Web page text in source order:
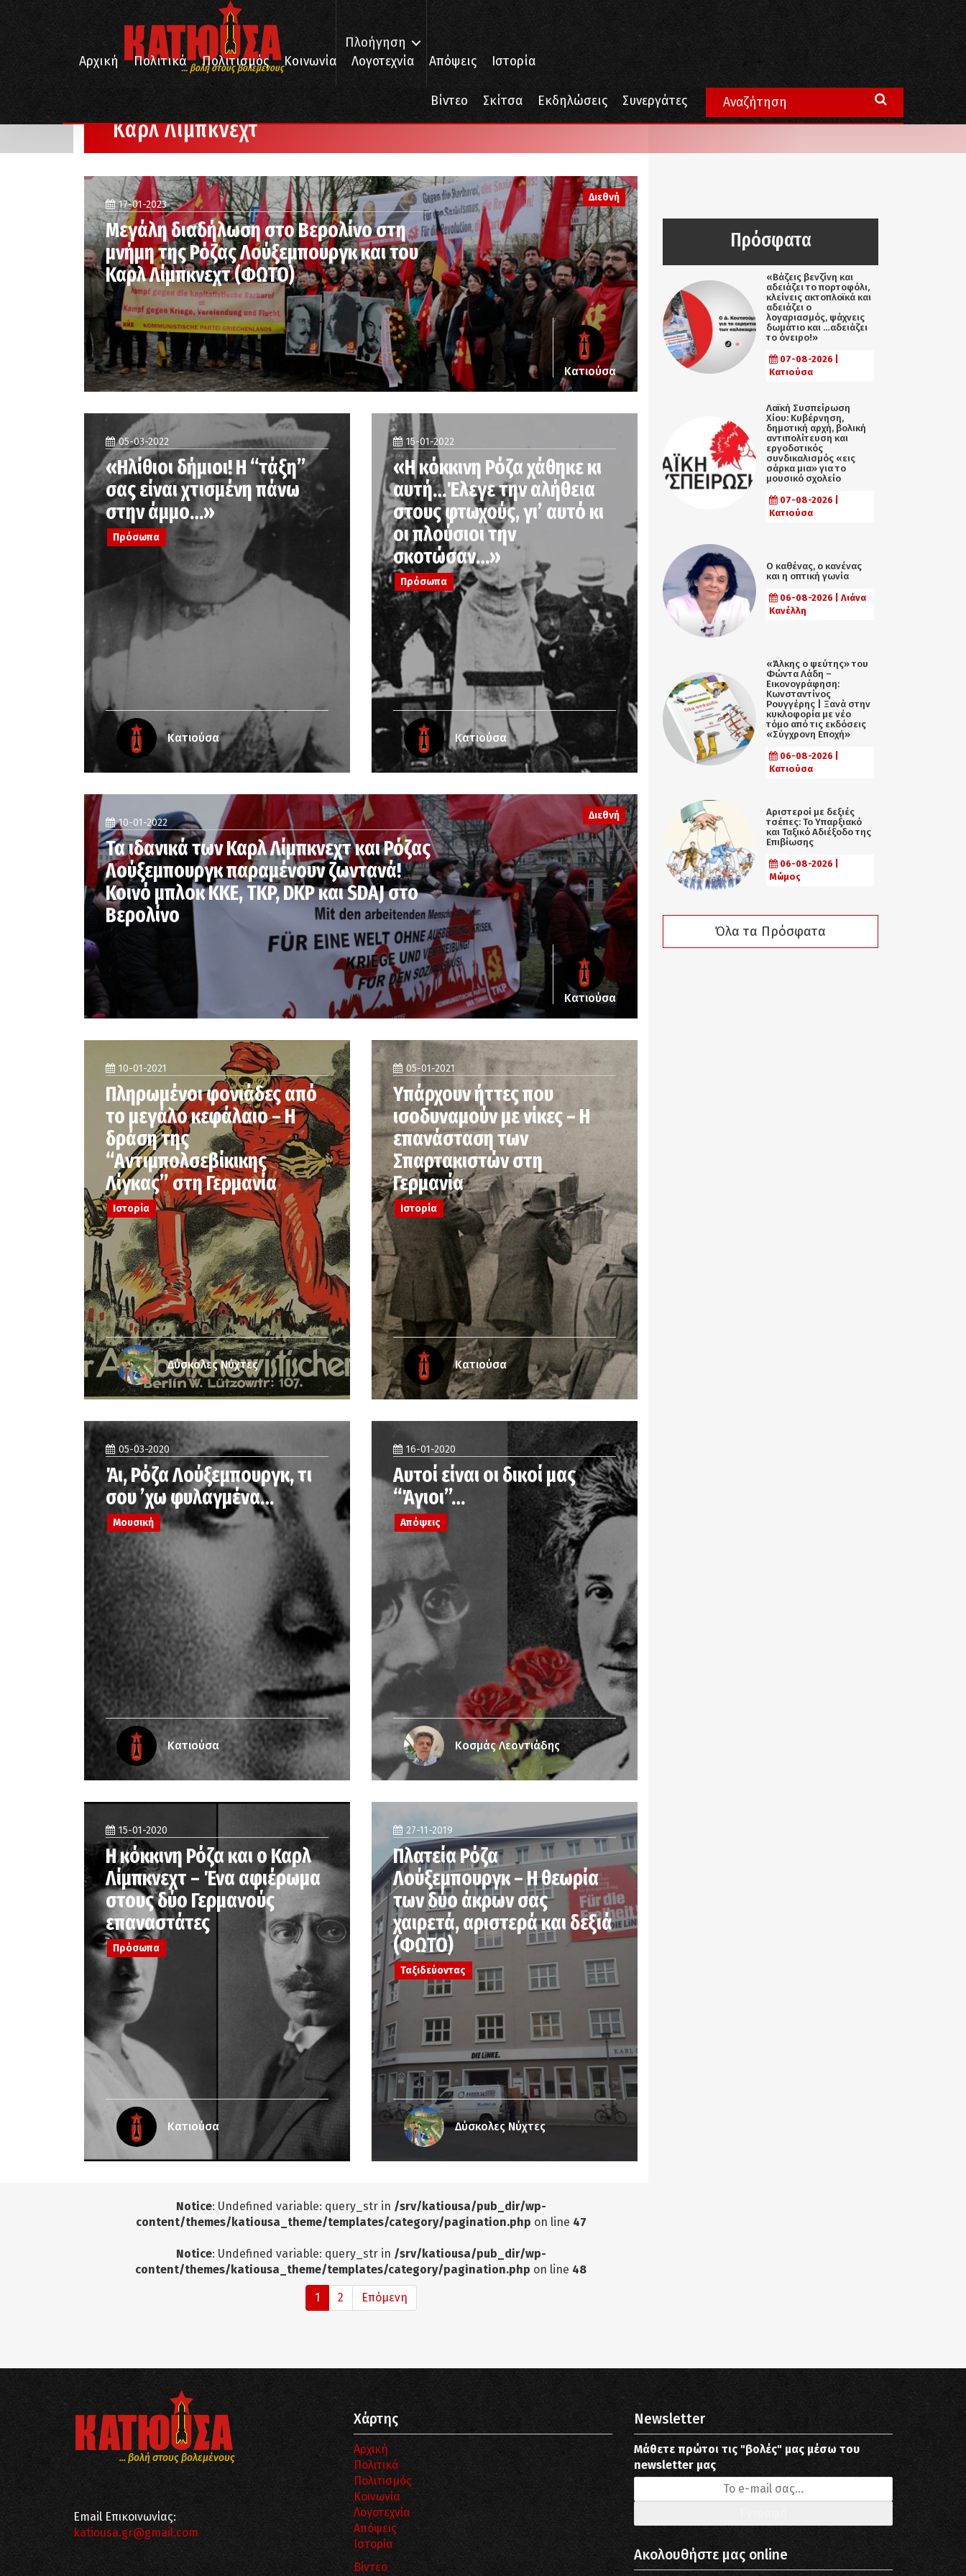
... βολή στους βολεμένους
Πλοήγηση
Αρχική
Πολιτικά Πολιτισμός Κοινωνία Λογοτεχνία Απόψεις Ιστορία
Βίντεο Σκίτσα Εκδηλώσεις Συνεργάτες
Καρλ Λίμπκνεχτ
Καρλ Λίμπκνεχτ
Διεθνή
17-01-2023
Μεγάλη διαδήλωση στο Βερολίνο στη
μνήμη της Ρόζας Λούξεμπουργκ και του
Καρλ Λίμπκνεχτ (ΦΩΤΟ)
Κατιούσα
05-03-2022
«Ηλίθιοι δήμιοι! Η “τάξη”
σας είναι χτισμένη πάνω
στην άμμο…»
Πρόσωπα
Κατιούσα
15-01-2022
«Η κόκκινη Ρόζα χάθηκε κι
αυτή…Έλεγε την αλήθεια
στους φτωχούς, γι’ αυτό κι
οι πλούσιοι την
σκοτώσαν…»
Πρόσωπα
Κατιούσα
Διεθνή
10-01-2022
Τα ιδανικά των Καρλ Λίμπκνεχτ και Ρόζας
Λούξεμπουργκ παραμένουν ζωντανά!
Κοινό μπλοκ ΚΚΕ, TKP, DKP και SDAJ στο
Βερολίνο
Κατιούσα
10-01-2021
Πληρωμένοι φονιάδες από
το μεγάλο κεφάλαιο – Η
δράση της
“Αντιμπολσεβίκικης
Λίγκας” στη Γερμανία
Ιστορία
Δύσκολες Νύχτες
05-01-2021
Υπάρχουν ήττες που
ισοδυναμούν με νίκες – Η
επανάσταση των
Σπαρτακιστών στη
Γερμανία
Ιστορία
Κατιούσα
05-03-2020
Άι, Ρόζα Λούξεμπουργκ, τι
σου ’χω φυλαγμένα…
Μουσική
Κατιούσα
16-01-2020
Αυτοί είναι οι δικοί μας
“Άγιοι”…
Απόψεις
Κοσμάς Λεοντιάδης
15-01-2020
Η κόκκινη Ρόζα και ο Καρλ
Λίμπκνεχτ – Ένα αφιέρωμα
στους δύο Γερμανούς
επαναστάτες
Πρόσωπα
Κατιούσα
27-11-2019
Πλατεία Ρόζα
Λούξεμπουργκ – Η θεωρία
των δύο άκρων σας
χαιρετά, αριστερά και δεξιά
(ΦΩΤΟ)
Ταξιδεύοντας
Δύσκολες Νύχτες
Notice: Undefined variable: query_str in /srv/katiousa/pub_dir/wp-
content/themes/katiousa_theme/templates/category/pagination.php on line 47
Notice: Undefined variable: query_str in /srv/katiousa/pub_dir/wp-
content/themes/katiousa_theme/templates/category/pagination.php on line 48
1 2 Επόμενη
Πρόσφατα
«Βάζεις βενζίνη και
αδειάζει το πορτοφόλι,
κλείνεις ακτοπλοϊκά και
αδειάζει ο
λογαριασμός, ψάχνεις
δωμάτιο και …αδειάζει
το όνειρο!»
07-08-2026 |
Κατιούσα
Λαϊκή Συσπείρωση
Χίου: Κυβέρνηση,
δημοτική αρχή, βολική
αντιπολίτευση και
εργοδοτικός
συνδικαλισμός «εις
σάρκα μια» για το
μουσικό σχολείο
07-08-2026 |
Κατιούσα
Ο καθένας, ο κανένας
και η οπτική γωνία
06-08-2026 | Λιάνα
Κανέλλη
«Άλκης ο ψεύτης» του
Φώντα Λάδη –
Εικονογράφηση:
Κωνσταντίνος
Ρουγγέρης | Ξανά στην
κυκλοφορία με νέο
τόμο από τις εκδόσεις
«Σύγχρονη Εποχή»
06-08-2026 |
Κατιούσα
Αριστεροί με δεξιές
τσέπες: Το Υπαρξιακό
και Ταξικό Αδιέξοδο της
Επιβίωσης
06-08-2026 |
Μώμος
Όλα τα Πρόσφατα
... βολή στους βολεμένους
Email Επικοινωνίας:
katiousa.gr@gmail.com
Χάρτης
Αρχική
Πολιτικά
Πολιτισμός
Κοινωνία
Λογοτεχνία
Απόψεις
Ιστορία
Βίντεο
Newsletter
Μάθετε πρώτοι τις "βολές" μας μέσω του
newsletter μας
Ακολουθήστε μας online